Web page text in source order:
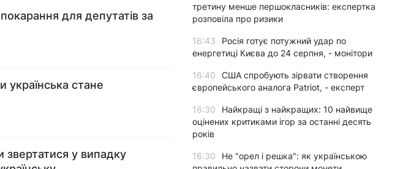
для депутатів за
стане
у випадку
третину менше першокласників: експертка
розповіла про ризики
16:43
Росія готує потужний удар по
енергетиці Києва до 24 серпня, - монітори
16:40
США спробують зірвати створення
європейського аналога Patriot, - експерт
16:30
Найкращі з найкращих: 10 найвище
оцінених критиками ігор за останні десять
років
16:30
Не "орел і решка": як українською